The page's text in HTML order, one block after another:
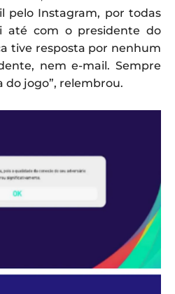
pelo Instagram, por todas
até com o presidente do
tive resposta por nenhum
nem e-mail. Sempre
do jogo”, relembrou.